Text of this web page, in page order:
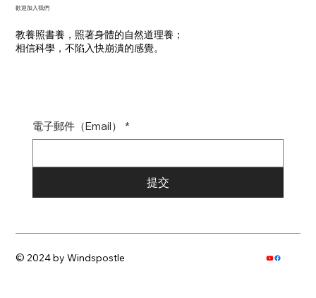
​歡迎加入我們
教養照書養，照著身體的自然道理養；
​相信科學，不陷入快崩潰的感覺。
電子郵件（Email） *
提交
© 2024 by Windspostle